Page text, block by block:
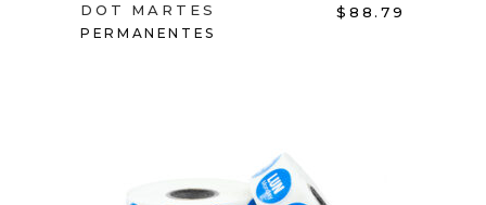
DOT MARTES $ 88.79
PERMANENTES